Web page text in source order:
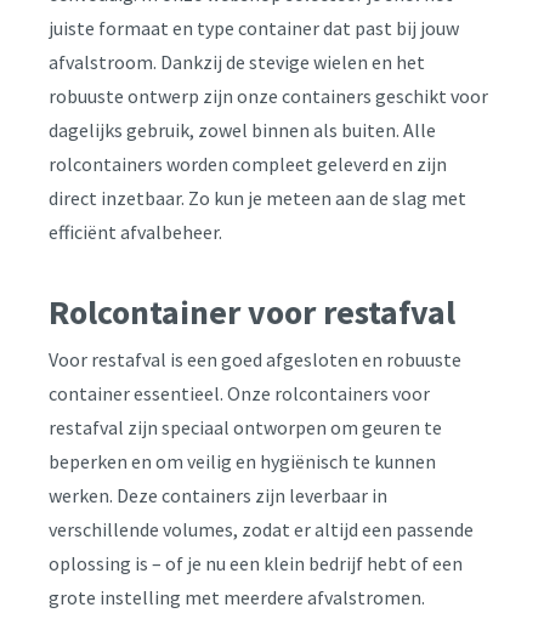
juiste formaat en type container dat past bij jouw
afvalstroom. Dankzij de stevige wielen en het
robuuste ontwerp zijn onze containers geschikt voor
dagelijks gebruik, zowel binnen als buiten. Alle
rolcontainers worden compleet geleverd en zijn
direct inzetbaar. Zo kun je meteen aan de slag met
efficiënt afvalbeheer.
Rolcontainer voor restafval
Voor restafval is een goed afgesloten en robuuste
container essentieel. Onze rolcontainers voor
restafval zijn speciaal ontworpen om geuren te
beperken en om veilig en hygiënisch te kunnen
werken. Deze containers zijn leverbaar in
verschillende volumes, zodat er altijd een passende
oplossing is – of je nu een klein bedrijf hebt of een
grote instelling met meerdere afvalstromen.